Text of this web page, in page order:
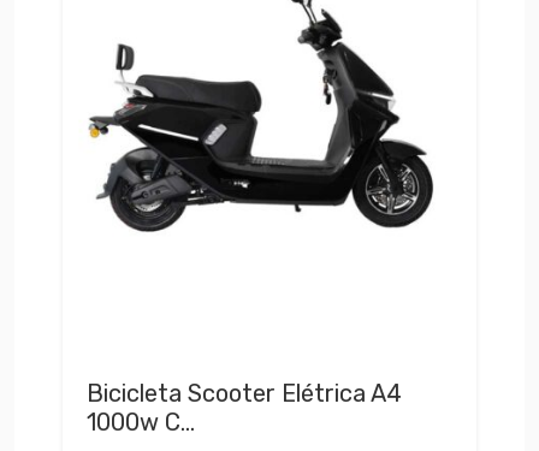
Bicicleta Scooter Elétrica A4
1000w C…